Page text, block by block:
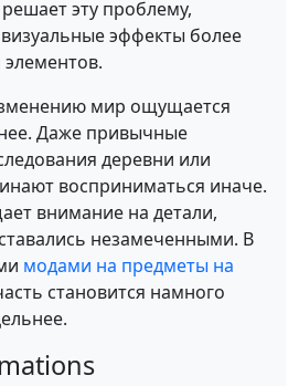
эту проблему,
эффекты более
элементов.
мир ощущается
Даже привычные
деревни или
восприниматься иначе.
внимание на детали,
незамеченными. В
модами на предметы на
становится намного